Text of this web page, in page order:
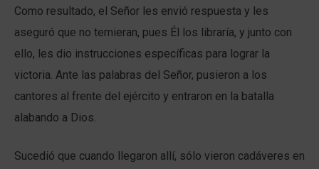
Como resultado, el Señor les envió respuesta y les
aseguró que no temieran, pues Él los libraría, y junto con
ello, les dio instrucciones específicas para lograr la
victoria. Ante las palabras del Señor, pusieron a los
cantores al frente del ejército y entraron en la batalla
alabando a Dios.
Sucedió que cuando llegaron allí, sólo vieron cadáveres en